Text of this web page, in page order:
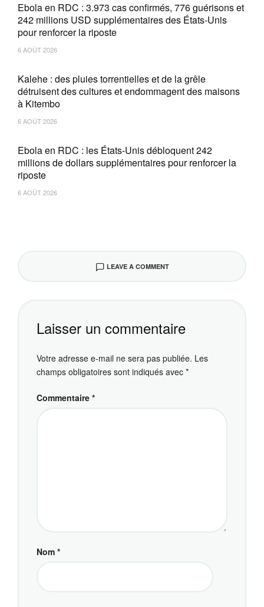
Ebola en RDC : 3.973 cas confirmés, 776 guérisons et
242 millions USD supplémentaires des États-Unis
pour renforcer la riposte
6 AOÛT 2026
Kalehe : des pluies torrentielles et de la grêle
détruisent des cultures et endommagent des maisons
à Kitembo
6 AOÛT 2026
Ebola en RDC : les États-Unis débloquent 242
millions de dollars supplémentaires pour renforcer la
riposte
6 AOÛT 2026
LEAVE A COMMENT
Laisser un commentaire
Votre adresse e-mail ne sera pas publiée. Les
champs obligatoires sont indiqués avec *
Commentaire *
Nom *